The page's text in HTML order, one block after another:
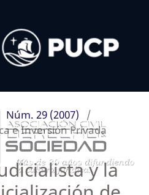
Núm. 29 (2007)
/
e Inversión Privada
y la